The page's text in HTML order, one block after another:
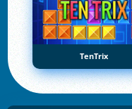
TenTrix